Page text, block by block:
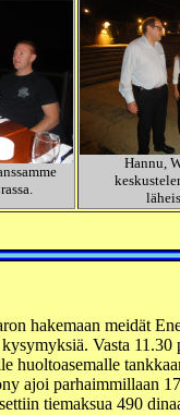
Hannu,
hakemaan meidät
Vasta 11.30
ajoi parhaimmillaan
tiemaksua 490